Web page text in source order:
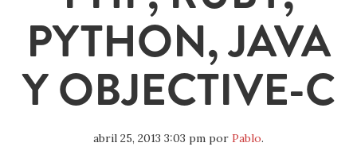
PYTHON, JAVA
Y OBJECTIVE-C
abril 25, 2013 3:03 pm por Pablo.